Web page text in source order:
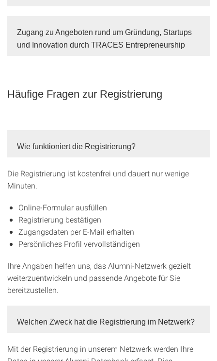
Zugang zu Angeboten rund um Gründung, Startups
und Innovation durch TRACES Entrepreneurship
Häufige Fragen zur Registrierung
Wie funktioniert die Registrierung?
Die Registrierung ist kostenfrei und dauert nur wenige
Minuten.
Online-Formular ausfüllen
Registrierung bestätigen
Zugangsdaten per E-Mail erhalten
Persönliches Profil vervollständigen
Ihre Angaben helfen uns, das Alumni-Netzwerk gezielt
weiterzuentwickeln und passende Angebote für Sie
bereitzustellen.
Welchen Zweck hat die Registrierung im Netzwerk?
Mit der Registrierung in unserem Netzwerk werden Ihre